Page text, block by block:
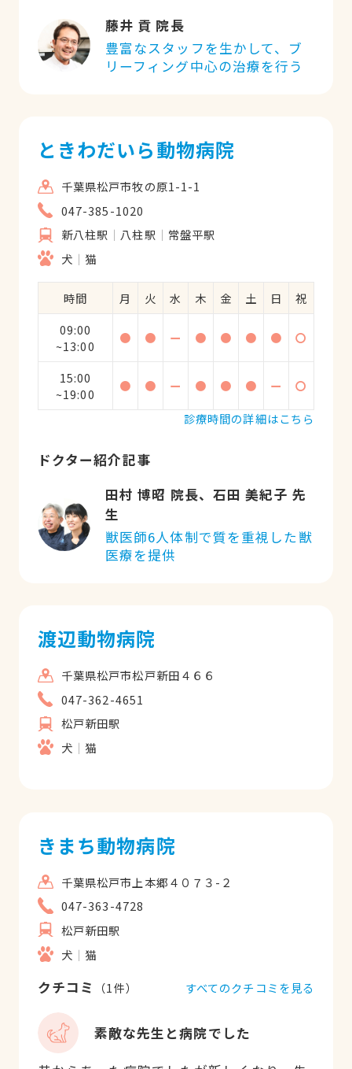
藤井 貢 院長
豊富なスタッフを生かして、ブ
リーフィング中心の治療を行う
ときわだいら動物病院
千葉県松戸市牧の原1-1-1
047-385-1020
新八柱駅
八柱駅
常盤平駅
犬
猫
時間 月 火 水 木 金 土 日
祝
09:00
~13:00
● ● ー ● ● ● ● 〇
15:00
~19:00
● ● ー ● ● ● ー
〇
診療時間の詳細はこちら
ドクター紹介記事
田村 博昭 院長、石田 美紀子 先
生
獣医師6人体制で質を重視した獣
医療を提供
渡辺動物病院
千葉県松戸市松戸新田４６６
047-362-4651
松戸新田駅
犬
猫
きまち動物病院
千葉県松戸市上本郷４０７３-２
047-363-4728
松戸新田駅
犬
猫
クチコミ （1件）
素敵な先生と病院でした
すべてのクチコミを見る